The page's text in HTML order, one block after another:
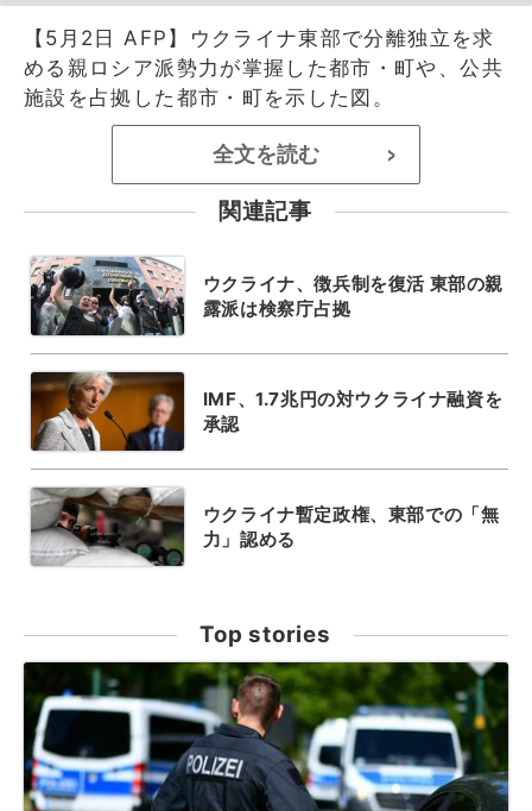
【5月2日 AFP】ウクライナ東部で分離独立を求
める親ロシア派勢力が掌握した都市・町や、公共
施設を占拠した都市・町を示した図。
全文を読む >
関連記事
ウクライナ、徴兵制を復活 東部の親
露派は検察庁占拠
IMF、1.7兆円の対ウクライナ融資を
承認
ウクライナ暫定政権、東部での「無
力」認める
Top stories